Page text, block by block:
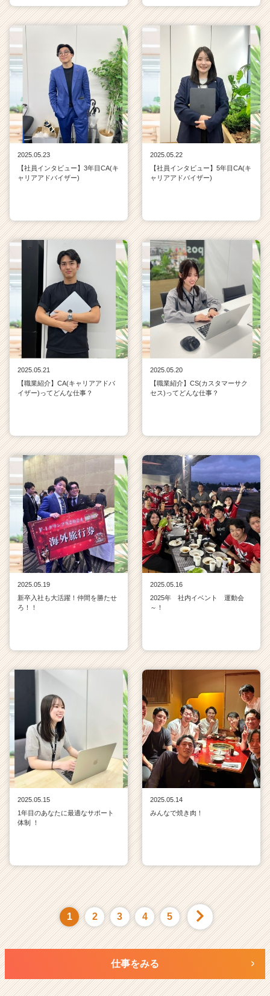
2025.05.23
【社員インタビュー】3年目CA(キ
ャリアアドバイザー)
2025.05.22
【社員インタビュー】5年目CA(キ
ャリアアドバイザー)
2025.05.21
【職業紹介】CA(キャリアアドバ
イザー)ってどんな仕事？
2025.05.20
【職業紹介】CS(カスタマーサク
セス)ってどんな仕事？
2025.05.19
新卒入社も大活躍！仲間を勝たせ
ろ！！
2025.05.16
2025年 社内イベント 運動会
～！
2025.05.15
1年目のあなたに最適なサポート
体制 ！
2025.05.14
みんなで焼き肉！
1 2 3 4 5
仕事をみる